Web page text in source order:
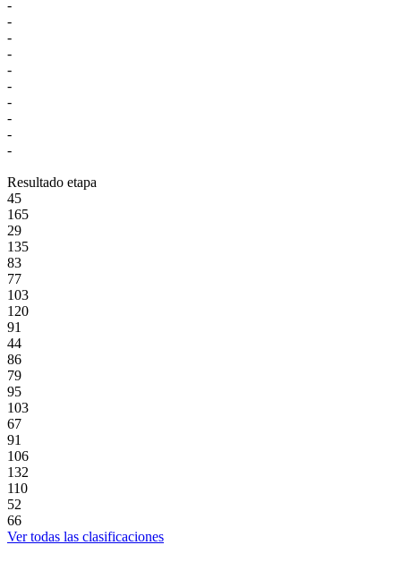
-
-
-
-
-
-
-
-
-
-
Resultado etapa
45
165
29
135
83
77
103
120
91
44
86
79
95
103
67
91
106
132
110
52
66
Ver todas las clasificaciones